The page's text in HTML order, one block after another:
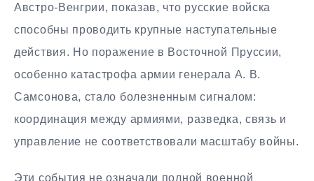
Австро-Венгрии, показав, что русские войска
способны проводить крупные наступательные
действия. Но поражение в Восточной Пруссии,
особенно катастрофа армии генерала А. В.
Самсонова, стало болезненным сигналом:
координация между армиями, разведка, связь и
управление не соответствовали масштабу войны.
Эти события не означали полной военной